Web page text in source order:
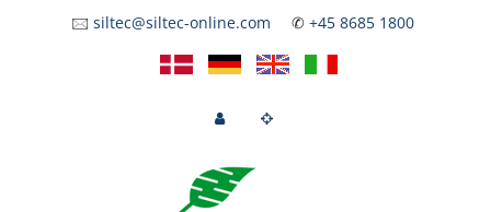
Hauptinhalt
🖂 siltec@siltec-online.com ✆ +45 8685 1800